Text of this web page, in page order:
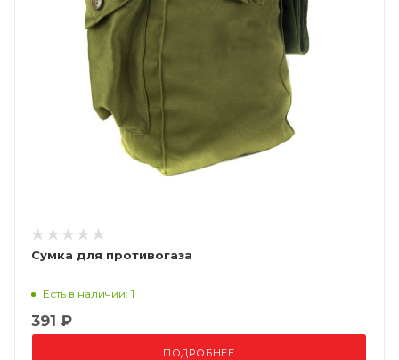
Сумка для противогаза
Есть в наличии: 1
391 ₽
ПОДРОБНЕЕ